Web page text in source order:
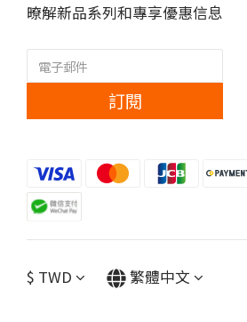
暸解新品系列和專享優惠信息
訂閱
$ TWD 繁體中文